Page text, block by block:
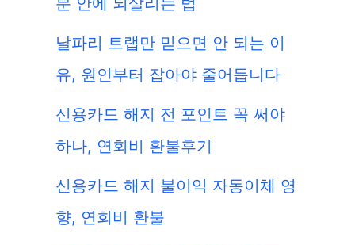
날파리 트랩만 믿으면 안 되는 이
유, 원인부터 잡아야 줄어듭니다
신용카드 해지 전 포인트 꼭 써야
하나, 연회비 환불후기
신용카드 해지 불이익 자동이체 영
향, 연회비 환불